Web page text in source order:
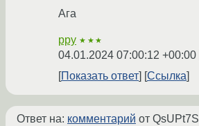
Ага
ppy ★★★
04.01.2024 07:00:12 +00:00
Показать ответ Ссылка
Ответ на: комментарий от QsUPt7S